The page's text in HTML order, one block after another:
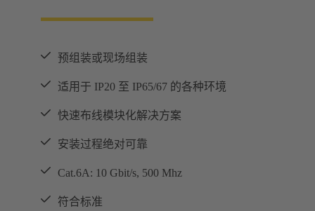
预组装或现场组装
适用于 IP20 至 IP65/67 的各种环境
快速布线模块化解决方案
安装过程绝对可靠
Cat.6A: 10 Gbit/s, 500 Mhz
符合标准